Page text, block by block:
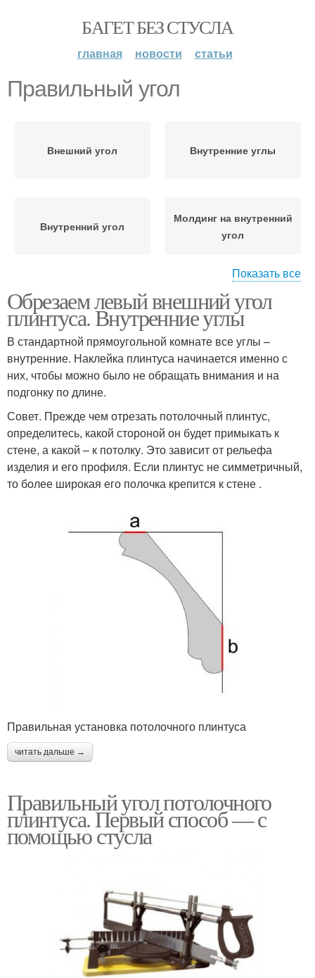
БАГЕТ БЕЗ СТУСЛА
главная новости статьи
Правильный угол
Внешний угол Внутренние углы
Внутренний угол
Молдинг на внутренний
угол
внутренние углы
Наружные углы
Углы на плинтусах
Плинтусы при
Угол на потолочном
плинтусе
Готовые углы
Углы для потолочного
Показать все
Обрезаем левый внешний угол
плинтуса. Внутренние углы
В стандартной прямоугольной комнате все углы –
внутренние. Наклейка плинтуса начинается именно с
них, чтобы можно было не обращать внимания и на
подгонку по длине.
Совет. Прежде чем отрезать потолочный плинтус,
определитесь, какой стороной он будет примыкать к
стене, а какой – к потолку. Это зависит от рельефа
изделия и его профиля. Если плинтус не симметричный,
то более широкая его полочка крепится к стене .
Правильная установка потолочного плинтуса
читать дальше →
Правильный угол потолочного
плинтуса. Первый способ — с
помощью стусла